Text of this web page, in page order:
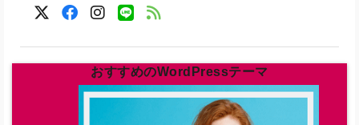
おすすめのWordPressテーマ